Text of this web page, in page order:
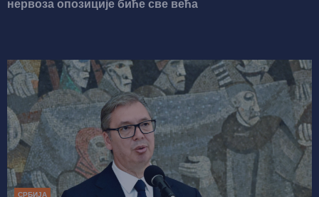
нервоза опозиције биће све већа
СРБИЈА